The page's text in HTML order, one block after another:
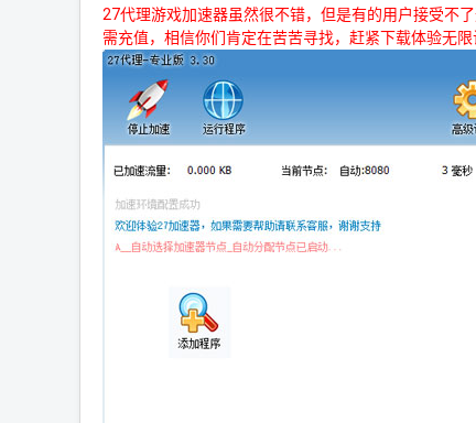
27代理游戏加速器虽然很不错，但是有的用户接受不
需充值，相信你们肯定在苦苦寻找，赶紧下载体验无限